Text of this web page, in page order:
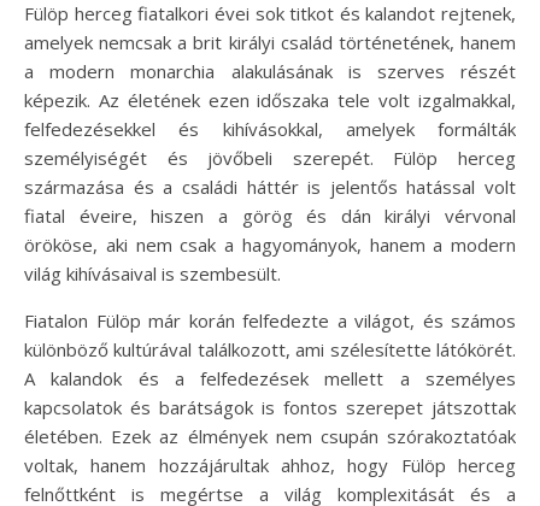
Fülöp herceg fiatalkori évei sok titkot és kalandot rejtenek,
amelyek nemcsak a brit királyi család történetének, hanem
a modern monarchia alakulásának is szerves részét
képezik. Az életének ezen időszaka tele volt izgalmakkal,
felfedezésekkel és kihívásokkal, amelyek formálták
személyiségét és jövőbeli szerepét. Fülöp herceg
származása és a családi háttér is jelentős hatással volt
fiatal éveire, hiszen a görög és dán királyi vérvonal
örököse, aki nem csak a hagyományok, hanem a modern
világ kihívásaival is szembesült.
Fiatalon Fülöp már korán felfedezte a világot, és számos
különböző kultúrával találkozott, ami szélesítette látókörét.
A kalandok és a felfedezések mellett a személyes
kapcsolatok és barátságok is fontos szerepet játszottak
életében. Ezek az élmények nem csupán szórakoztatóak
voltak, hanem hozzájárultak ahhoz, hogy Fülöp herceg
felnőttként is megértse a világ komplexitását és a